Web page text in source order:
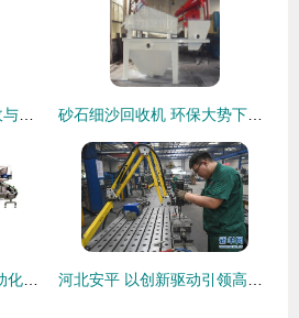
东莞沙田镇工厂设备回收与产业升级 从结业回收到研发上扬的路径 砂石细沙回收机 环保大势下的高效提取与循环利用
辣椒酱生产线 设备、自动化与专业制造商的深度解析 河北安平 以创新驱动引领高端丝网机械制造新篇章